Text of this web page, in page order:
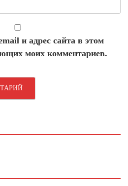
и адрес сайта в этом
моих комментариев.